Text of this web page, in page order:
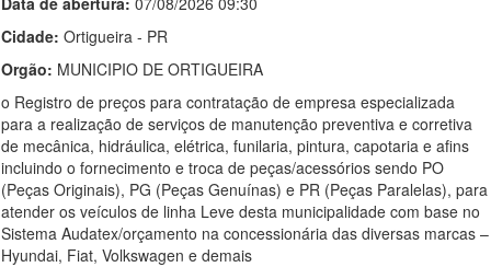
Cidade: Ortigueira - PR
Orgão: MUNICIPIO DE ORTIGUEIRA
o Registro de preços para contratação de empresa especializada
para a realização de serviços de manutenção preventiva e corretiva
de mecânica, hidráulica, elétrica, funilaria, pintura, capotaria e afins
incluindo o fornecimento e troca de peças/acessórios sendo PO
(Peças Originais), PG (Peças Genuínas) e PR (Peças Paralelas), para
atender os veículos de linha Leve desta municipalidade com base no
Sistema Audatex/orçamento na concessionária das diversas marcas –
Hyundai, Fiat, Volkswagen e demais